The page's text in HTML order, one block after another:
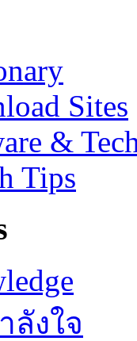
Sites
&
Tips
ลังใจ